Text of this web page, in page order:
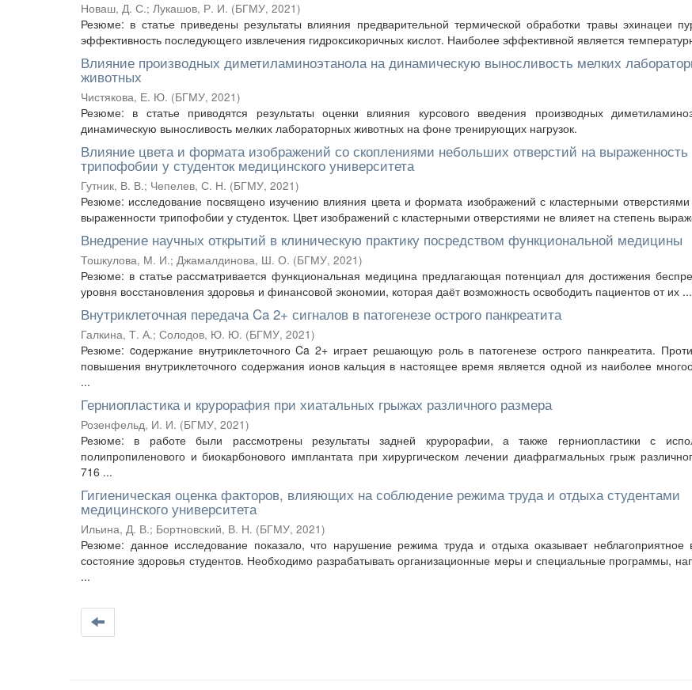
Новаш, Д. С.; Лукашов, Р. И. (БГМУ, 2021)
Резюме: в статье приведены результаты влияния предварительной термической обработки травы эхинацеи
эффективность последующего извлечения гидроксикоричных кислот. Наиболее эффективной является
Влияние производных диметиламиноэтанола на динамическую выносливость мелких
животных
Чистякова, Е. Ю. (БГМУ, 2021)
Резюме: в статье приводятся результаты оценки влияния курсового введения производных
динамическую выносливость мелких лабораторных животных на фоне тренирующих нагрузок.
Влияние цвета и формата изображений со скоплениями небольших отверстий на выраженность
трипофобии у студенток медицинского университета
Гутник, В. В.; Чепелев, С. Н. (БГМУ, 2021)
Резюме: исследование посвящено изучению влияния цвета и формата изображений с кластерными отверстиями
выраженности трипофобии у студенток. Цвет изображений с кластерными отверстиями не влияет на степень
Внедрение научных открытий в клиническую практику посредством функциональной медицины
Тошкулова, М. И.; Джамалдинова, Ш. О. (БГМУ, 2021)
Резюме: в статье рассматривается функциональная медицина предлагающая потенциал для достижения
уровня восстановления здоровья и финансовой экономии, которая даёт возможность освободить пациентов от их ...
Внутриклеточная передача Ca 2+ сигналов в патогенезе острого панкреатита
Галкина, Т. А.; Солодов, Ю. Ю. (БГМУ, 2021)
Резюме: cодержание внутриклеточного Ca 2+ играет решающую роль в патогенезе острого панкреатита.
повышения внутриклеточного содержания ионов кальция в настоящее время является одной из наиболее
...
Герниопластика и крурорафия при хиатальных грыжах различного размера
Розенфельд, И. И. (БГМУ, 2021)
Резюме: в работе были рассмотрены результаты задней крурорафии, а также герниопластики с
полипропиленового и биокарбонового имплантата при хирургическом лечении диафрагмальных грыж
716 ...
Гигиеническая оценка факторов, влияющих на соблюдение режима труда и отдыха студентами
медицинского университета
Ильина, Д. В.; Бортновский, В. Н. (БГМУ, 2021)
Резюме: данное исследование показало, что нарушение режима труда и отдыха оказывает неблагоприятное
состояние здоровья студентов. Необходимо разрабатывать организационные меры и специальные программы,
...